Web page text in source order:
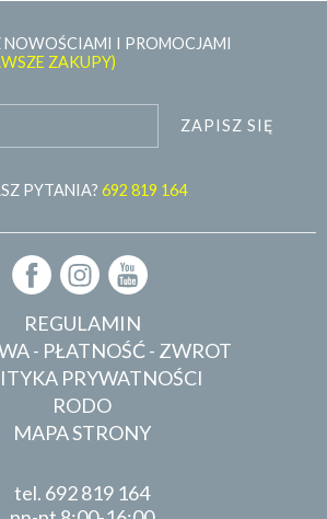
NOWOŚCIAMI I PROMOCJAMI
ZAKUPY)
ZAPISZ SIĘ
PYTANIA? 692 819 164
REGULAMIN
- PŁATNOŚĆ - ZWROT
PRYWATNOŚCI
RODO
MAPA STRONY
tel. 692 819 164